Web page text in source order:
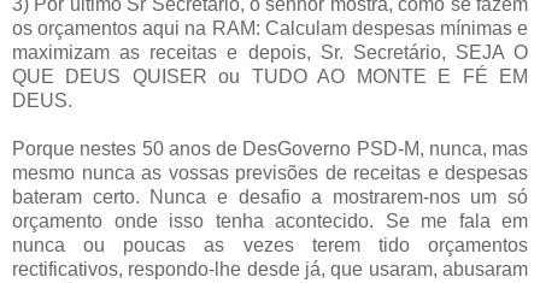
3) Por ultimo Sr Secretário, o senhor mostra, como se fazem
os orçamentos aqui na RAM: Calculam despesas mínimas e
maximizam as receitas e depois, Sr. Secretário, SEJA O
QUE DEUS QUISER ou TUDO AO MONTE E FÉ EM
DEUS.
Porque nestes 50 anos de DesGoverno PSD-M, nunca, mas
mesmo nunca as vossas previsões de receitas e despesas
bateram certo. Nunca e desafio a mostrarem-nos um só
orçamento onde isso tenha acontecido. Se me fala em
nunca ou poucas as vezes terem tido orçamentos
rectificativos, respondo-lhe desde já, que usaram, abusaram